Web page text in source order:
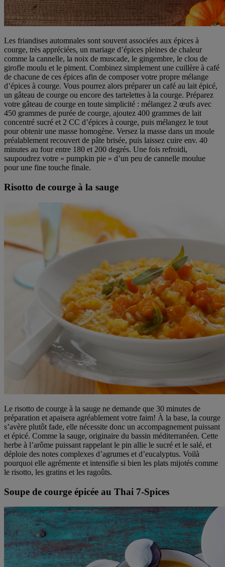
Les friandises automnales sont souvent associées aux épices à
courge, très appréciées, un mariage d’épices pleines de chaleur
comme la cannelle, la noix de muscade, le gingembre, le clou de
girofle moulu et le piment. Combinez simplement une cuillère à café
de chacune de ces épices afin de composer votre propre mélange
d’épices à courge. Vous pourrez alors préparer un café au lait épicé,
un gâteau de courge ou encore des tartelettes à la courge. Préparez
votre gâteau de courge en toute simplicité : mélangez 2 œufs avec
450 grammes de purée de courge, ajoutez 400 grammes de lait
concentré sucré et 2 CC d’épices à courge, puis mélangez le tout
pour obtenir une masse homogène. Versez la masse dans un moule
préalablement recouvert de pâte brisée, puis laissez cuire env. 40
minutes au four entre 180 et 200 degrés. Une fois refroidi,
saupoudrez votre « pumpkin pie » d’un peu de cannelle moulue
pour une fine touche finale.
Risotto de courge à la sauge
Le risotto de courge à la sauge ne demande que 30 minutes de
préparation et apaisera agréablement votre faim! À la base, la courge
s’avère plutôt fade, elle nécessite donc un accompagnement puissant
et épicé. Comme la sauge, originaire du bassin méditerranéen. Cette
herbe à l’arôme puissant rappelant le pin allie le sucré et le salé, et
déploie des notes complexes d’agrumes et d’eucalyptus. Voilà
pourquoi elle agrémente et intensifie si bien les plats mijotés comme
le risotto, les gratins et les ragoûts.
Soupe de courge épicée au Thai 7-Spices